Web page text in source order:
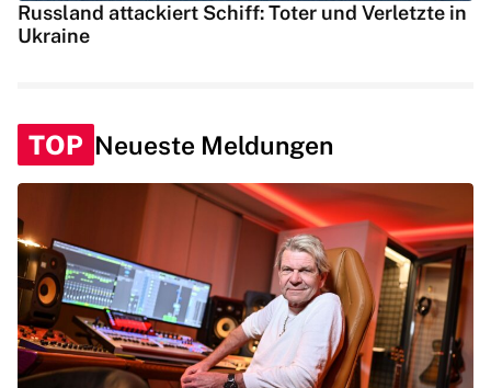
Russland attackiert Schiff: Toter und Verletzte in
Ukraine
TOP Neueste Meldungen